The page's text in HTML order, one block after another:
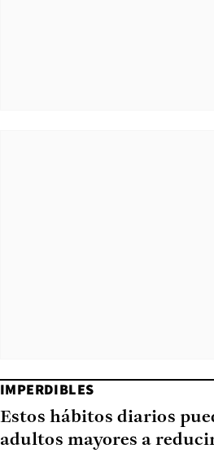
IMPERDIBLES
Estos hábitos diarios
adultos mayores a